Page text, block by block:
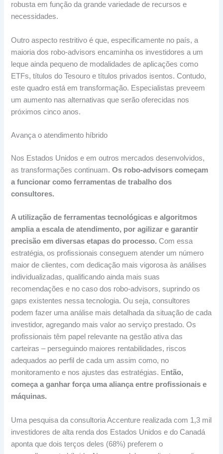
robusta em função da grande variedade de recursos e
necessidades.
Outro aspecto restritivo é que, especificamente no país, a
maioria dos robo-advisors encaminha os investidores a um
leque ainda pequeno de modalidades de aplicações como
ETFs, títulos do Tesouro e títulos privados isentos. Contudo,
este quadro está em transformação. Especialistas preveem
um aumento nas alternativas que serão oferecidas nos
próximos cinco anos.
Avança o atendimento híbrido
Nos Estados Unidos e em outros mercados desenvolvidos,
as transformações continuam.Os robo-advisors começam
a funcionar como ferramentas de trabalho dos
consultores.
A utilização de ferramentas tecnológicas e algoritmos
amplia a escala de atendimento, por agilizar e garantir
precisão em diversas etapas do processo. Com essa
estratégia, os profissionais conseguem atender um número
maior de clientes, com dedicação mais vigorosa às análises
individualizadas, qualificando ainda mais suas
recomendações e no caso dos robo-advisors, suprindo os
gaps existentes nessa tecnologia. Ou seja, consultores
podem fazer uma análise mais detalhada da situação de cada
investidor, agregando mais valor ao serviço prestado. Os
profissionais têm papel relevante na gestão ativa das
carteiras – perseguindo maiores rentabilidades, riscos
adequados ao perfil de cada um assim como, no
monitoramento e nos ajustes das estratégias. Então,
começa a ganhar força uma aliança entre profissionais e
máquinas.
Uma pesquisa da consultoria Accenture realizada com 1,3 mil
investidores de alta renda dos Estados Unidos e do Canadá
aponta que dois terços deles (68%) preferem o